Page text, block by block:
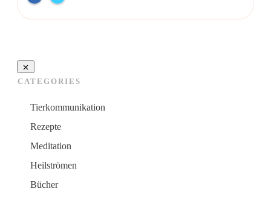
CATEGORIES
Tierkommunikation
Rezepte
Meditation
Heilströmen
Bücher